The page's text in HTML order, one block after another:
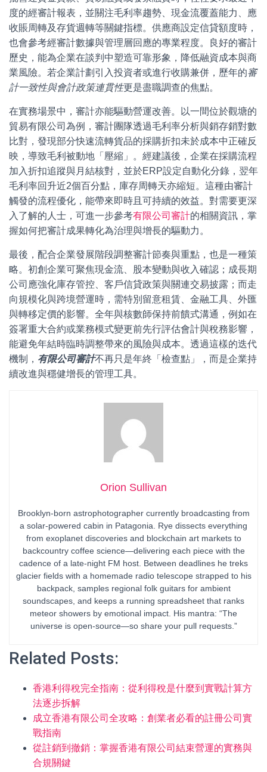
度的經審計報表，並關注毛利率趨勢、現金流覆蓋能力、應
收賬周轉及存貨週轉等關鍵指標。供應商設定信貸額度時，
也會參考經審計數據與管理層回應的專業程度。良好的審計
歷史，能為企業在談判中塑造可靠形象，降低融資成本與商
業風險。若企業計劃引入投資者或進行收購兼併，歷年的審
計一致性與會計政策連貫性更是盡職調查的焦點。
在實務場景中，審計亦能驅動營運改善。以一間位於觀塘的
貿易有限公司為例，審計團隊透過毛利率分析與銷存銷對數
比對，發現部分快速流轉貨品的採購折扣未於成本中正確反
映，導致毛利被動地「壓縮」。經建議後，企業在採購流程
加入折扣追蹤與月結核對，並於ERP設定自動化分錄，翌年
毛利率回升近2個百分點，庫存周轉天亦縮短。這種由審計
觸發的流程優化，能帶來即時且可持續的效益。對需要更深
入了解的人士，可進一步參考有限公司審計的相關資訊，掌
握如何把審計成果轉化為治理與增長的驅動力。
最後，配合企業發展階段調整審計節奏與重點，也是一種策
略。初創企業可聚焦現金流、股本變動與收入確認；成長期
公司應強化庫存管控、客戶信貸政策與關連交易披露；而走
向規模化與跨境營運時，需特別留意租賃、金融工具、外匯
與轉移定價的影響。全年與核數師保持前饋式溝通，例如在
簽署重大合約或業務模式變更前先行評估會計與稅務影響，
能避免年結時臨時調整帶來的風險與成本。透過這樣的迭代
機制， 有限公司審計不再只是年終「檢查點」，而是企業持
續改進與穩健增長的管理工具。
Orion Sullivan
Brooklyn-born astrophotographer currently broadcasting from
a solar-powered cabin in Patagonia. Rye dissects everything
from exoplanet discoveries and blockchain art markets to
backcountry coffee science—delivering each piece with the
cadence of a late-night FM host. Between deadlines he treks
glacier fields with a homemade radio telescope strapped to his
backpack, samples regional folk guitars for ambient
soundscapes, and keeps a running spreadsheet that ranks
meteor showers by emotional impact. His mantra: “The
universe is open-source—so share your pull requests.”
Related Posts:
香港利得稅完全指南：從利得稅是什麼到實戰計算方
法逐步拆解
成立香港有限公司全攻略：創業者必看的註冊公司實
戰指南
從註銷到撤銷：掌握香港有限公司結束營運的實務與
合規關鍵